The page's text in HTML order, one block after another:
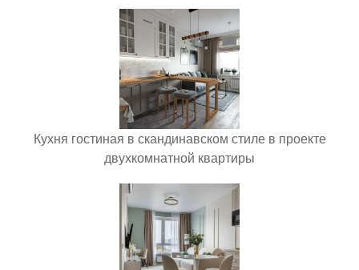
Кухня гостиная в скандинавском стиле в проекте
двухкомнатной квартиры